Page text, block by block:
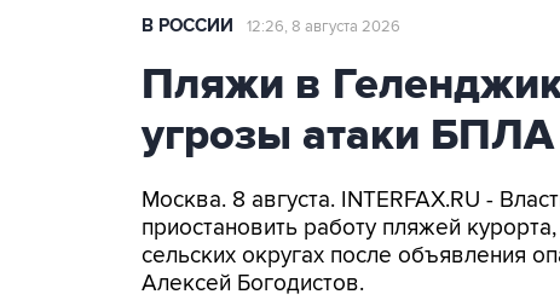
В РОССИИ 12:26, 8 августа 2026
Пляжи в
угрозы атаки БПЛА
Москва. 8 августа. INTERFAX.RU -
приостановить работу пляжей
сельских округах после объявления
Алексей Богодистов.